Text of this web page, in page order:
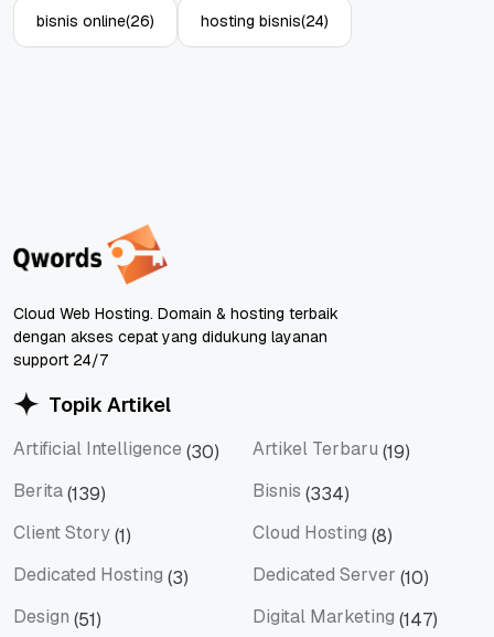
bisnis online(26) hosting bisnis(24)
Cloud Web Hosting. Domain & hosting terbaik
dengan akses cepat yang didukung layanan
support 24/7
Topik Artikel
Artificial Intelligence (30) Artikel Terbaru (19)
Berita(139) Bisnis (334)
Client Story(1) Cloud Hosting (8)
Dedicated Hosting (3) Dedicated Server (10)
Design (51) Digital Marketing (147)